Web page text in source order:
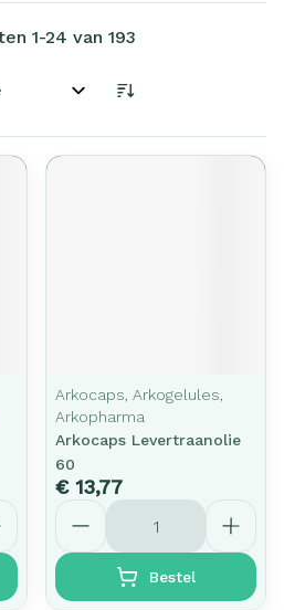
1-24 van 193
Arkocaps, Arkogelules,
Arkopharma
Arkocaps Levertraanolie
60
€ 13,77
Aantal
Bestel